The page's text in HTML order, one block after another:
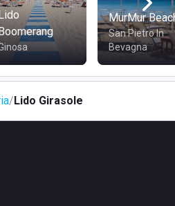
MurMur
San Pietro In
Bevagna
Lido Girasole